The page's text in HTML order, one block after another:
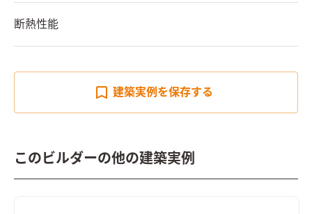
断熱性能
建築実例を保存する
このビルダーの他の建築実例